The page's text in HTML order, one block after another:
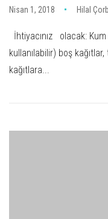
Nisan 1, 2018 Hilal
İhtiyacınız olacak:
kullanılabilir) boş
kağıtlara...